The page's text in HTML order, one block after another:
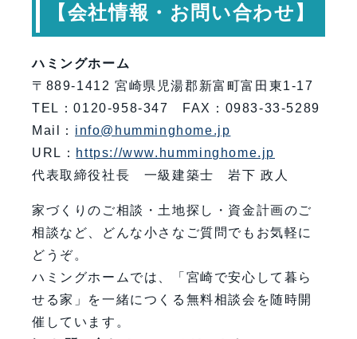
【会社情報・お問い合わせ】
ハミングホーム
〒889-1412 宮崎県児湯郡新富町富田東1-17
TEL：0120-958-347 FAX：0983-33-5289
Mail： info@humminghome.jp
URL： https://www.humminghome.jp
代表取締役社長 一級建築士 岩下 政人
家づくりのご相談・土地探し・資金計画のご
相談など、どんな小さなご質問でもお気軽に
どうぞ。
ハミングホームでは、「宮崎で安心して暮ら
せる家」を一緒につくる無料相談会を随時開
催しています。